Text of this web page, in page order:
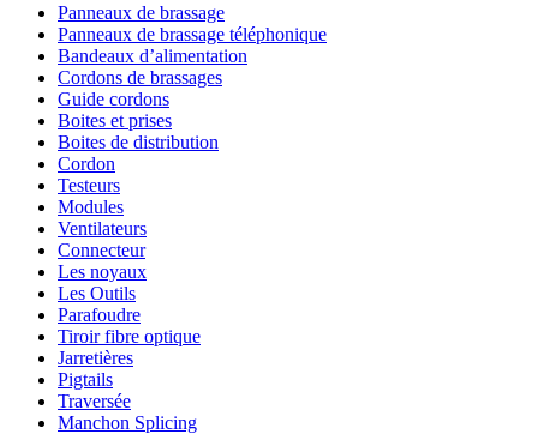
Panneaux de brassage
Panneaux de brassage téléphonique
Bandeaux d’alimentation
Cordons de brassages
Guide cordons
Boites et prises
Boites de distribution
Cordon
Testeurs
Modules
Ventilateurs
Connecteur
Les noyaux
Les Outils
Parafoudre
Tiroir fibre optique
Jarretières
Pigtails
Traversée
Manchon Splicing